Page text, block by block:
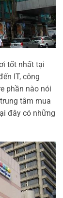
tốt nhất tại
IT, công
phần nào nói
tâm mua
đây có những